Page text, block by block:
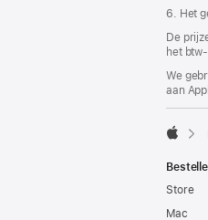
6. Het
De
het
We
aan
Store
Mac